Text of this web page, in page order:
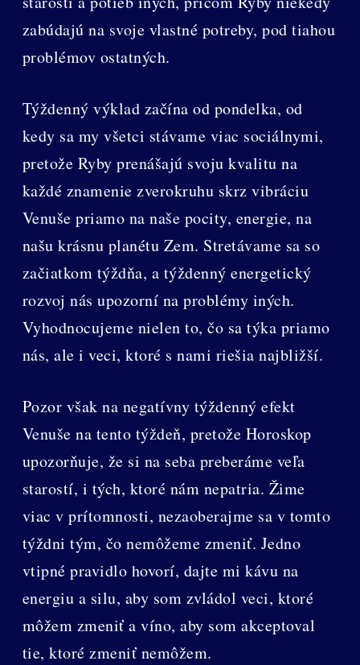
zabúdajú na svoje vlastné potreby, pod tiahou
problémov ostatných.
Týždenný výklad začína od pondelka, od
kedy sa my všetci stávame viac sociálnymi,
pretože Ryby prenášajú svoju kvalitu na
každé znamenie zverokruhu skrz vibráciu
Venuše priamo na naše pocity, energie, na
našu krásnu planétu Zem. Stretávame sa so
začiatkom týždňa, a týždenný energetický
rozvoj nás upozorní na problémy iných.
Vyhodnocujeme nielen to, čo sa týka priamo
nás, ale i veci, ktoré s nami riešia najbližší.
Pozor však na negatívny týždenný efekt
Venuše na tento týždeň, pretože Horoskop
upozorňuje, že si na seba preberáme veľa
starostí, i tých, ktoré nám nepatria. Žime
viac v prítomnosti, nezaoberajme sa v tomto
týždni tým, čo nemôžeme zmeniť. Jedno
vtipné pravidlo hovorí, dajte mi kávu na
energiu a silu, aby som zvládol veci, ktoré
môžem zmeniť a víno, aby som akceptoval
tie, ktoré zmeniť nemôžem.